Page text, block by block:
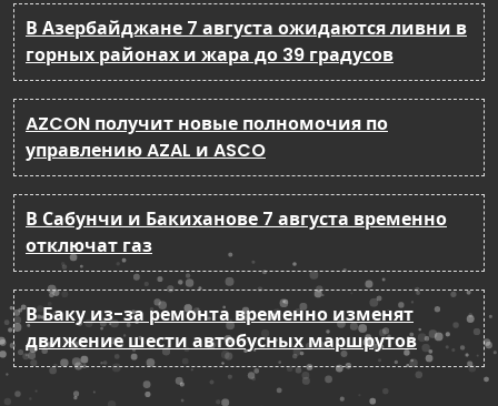
В Азербайджане 7 августа ожидаются ливни в
горных районах и жара до 39 градусов
AZCON получит новые полномочия по
управлению AZAL и ASCO
В Сабунчи и Бакиханове 7 августа временно
отключат газ
В Баку из-за ремонта временно изменят
движение шести автобусных маршрутов